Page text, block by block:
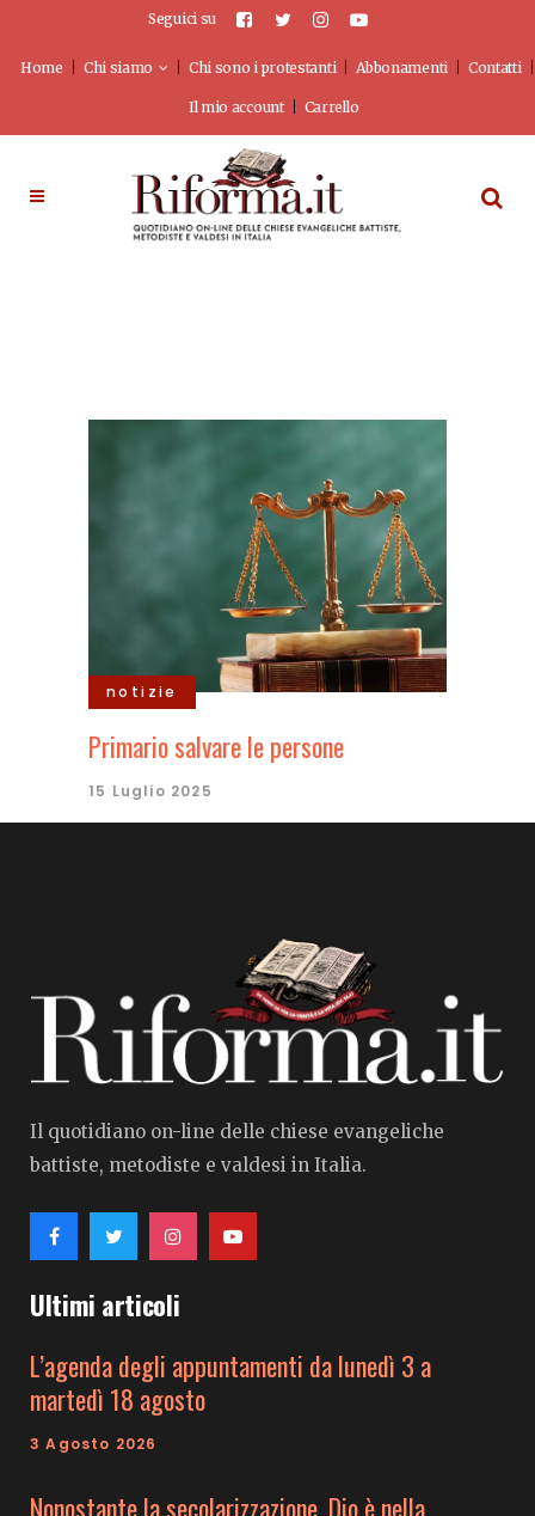
Seguici su
Home Chi siamo Chi sono i protestanti Abbonamenti Contatti
Il mio account Carrello
notizie
Primario salvare le persone
15 Luglio 2025
Il quotidiano on-line delle chiese evangeliche
battiste, metodiste e valdesi in Italia.
Ultimi articoli
L’agenda degli appuntamenti da lunedì 3 a
martedì 18 agosto
3 Agosto 2026
Nonostante la secolarizzazione, Dio è nella